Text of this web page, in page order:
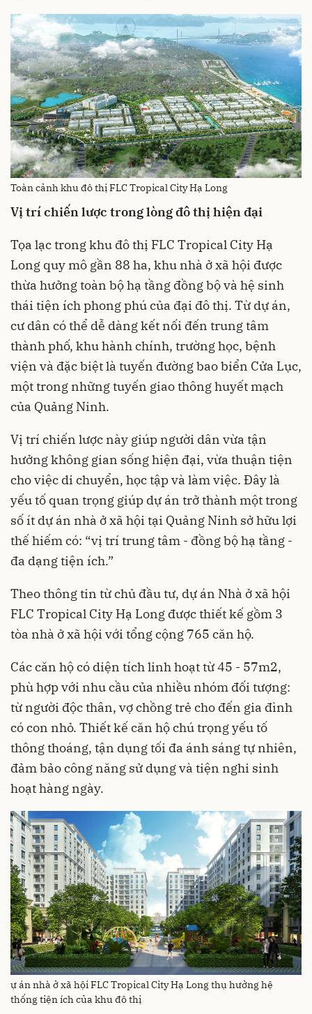
Toàn cảnh khu đô thị FLC Tropical City Hạ Long
Vị trí chiến lược trong lòng đô thị hiện đại
Tọa lạc trong khu đô thị FLC Tropical City Hạ
Long quy mô gần 88 ha, khu nhà ở xã hội được
thừa hưởng toàn bộ hạ tầng đồng bộ và hệ sinh
thái tiện ích phong phú của đại đô thị. Từ dự án,
cư dân có thể dễ dàng kết nối đến trung tâm
thành phố, khu hành chính, trường học, bệnh
viện và đặc biệt là tuyến đường bao biển Cửa Lục,
một trong những tuyến giao thông huyết mạch
của Quảng Ninh.
Vị trí chiến lược này giúp người dân vừa tận
hưởng không gian sống hiện đại, vừa thuận tiện
cho việc di chuyển, học tập và làm việc. Đây là
yếu tố quan trọng giúp dự án trở thành một trong
số ít dự án nhà ở xã hội tại Quảng Ninh sở hữu lợi
thế hiếm có: “vị trí trung tâm - đồng bộ hạ tầng -
đa dạng tiện ích.”
Theo thông tin từ chủ đầu tư, dự án Nhà ở xã hội
FLC Tropical City Hạ Long được thiết kế gồm 3
tòa nhà ở xã hội với tổng cộng 765 căn hộ.
Các căn hộ có diện tích linh hoạt từ 45 - 57m2,
phù hợp với nhu cầu của nhiều nhóm đối tượng:
từ người độc thân, vợ chồng trẻ cho đến gia đình
có con nhỏ. Thiết kế căn hộ chú trọng yếu tố
thông thoáng, tận dụng tối đa ánh sáng tự nhiên,
đảm bảo công năng sử dụng và tiện nghi sinh
hoạt hàng ngày.
ự án nhà ở xã hội FLC Tropical City Hạ Long thụ hưởng hệ
thống tiện ích của khu đô thị